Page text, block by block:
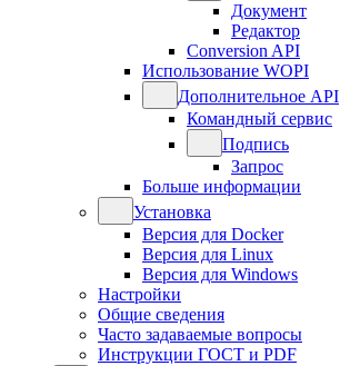
Документ
Редактор
Conversion API
Использование WOPI
Дополнительное API
Командный сервис
Подпись
Запрос
Больше информации
Установка
Версия для Docker
Версия для Linux
Версия для Windows
Настройки
Общие сведения
Часто задаваемые вопросы
Инструкции ГОСТ и PDF